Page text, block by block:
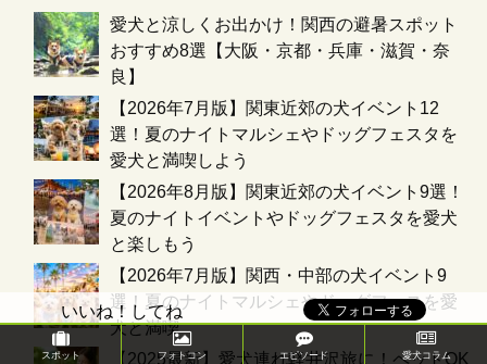
いいね！してね
愛犬と涼しくお出かけ！関西の避暑スポット
おすすめ8選【大阪・京都・兵庫・滋賀・奈
良】
【2026年7月版】関東近郊の犬イベント12
選！夏のナイトマルシェやドッグフェスタを
愛犬と満喫しよう
【2026年8月版】関東近郊の犬イベント9選！
夏のナイトイベントやドッグフェスタを愛犬
と楽しもう
【2026年7月版】関西・中部の犬イベント9
選！夏のナイトマルシェやドッグフェスを愛
犬と満喫
【2025最新】愛犬連れ軽井沢旅に！ペットOK
スポット フォトコン エピソード 愛犬コラム